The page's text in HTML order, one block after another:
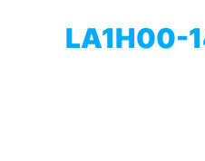
LA1H00-